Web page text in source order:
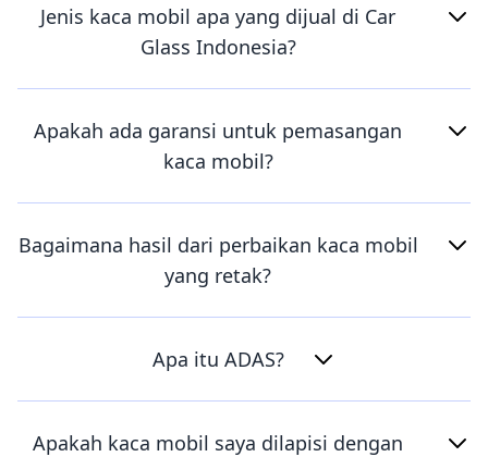
Jenis kaca mobil apa yang dijual di Car
Glass Indonesia?
Apakah ada garansi untuk pemasangan
kaca mobil?
Bagaimana hasil dari perbaikan kaca mobil
yang retak?
Apa itu ADAS?
Apakah kaca mobil saya dilapisi dengan